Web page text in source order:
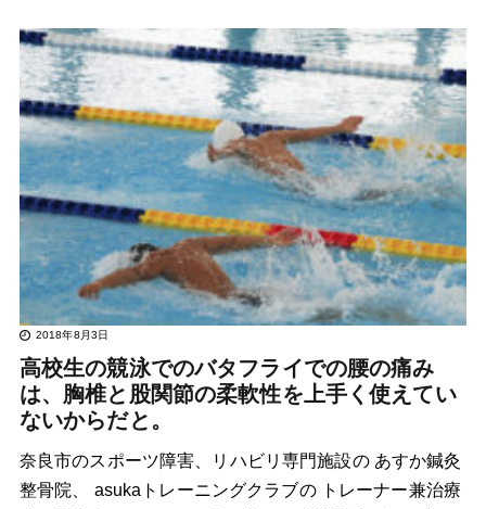
2018年8月3日
高校生の競泳でのバタフライでの腰の痛み
は、胸椎と股関節の柔軟性を上手く使えてい
ないからだと。
奈良市のスポーツ障害、リハビリ専門施設の あすか鍼灸
整骨院、 asukaトレーニングクラブの トレーナー兼治療